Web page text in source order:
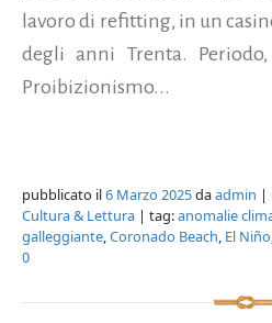
lavoro di refitting, in un
degli anni Trenta.
Proibizionismo...
pubblicato il6 Marzo 2025daadmin |
Cultura & Lettura | tag:anomalie
galleggiante,Coronado Beach, El Niño
0